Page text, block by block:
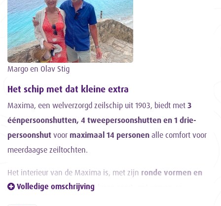
Margo en Olav Stig
Het schip met dat kleine extra
Maxima, een welverzorgd zeilschip uit 1903, biedt met 3
éénpersoonshutten, 4 tweepersoonshutten en 1 drie-
persoonshut voor maximaal 14 personen alle comfort voor
meerdaagse zeiltochten.
Het interieur van de Maxima is, met zijn ronde vormen en
moderne uitstralingeen klasse apart, ontworpen en
Volledige omschrijving